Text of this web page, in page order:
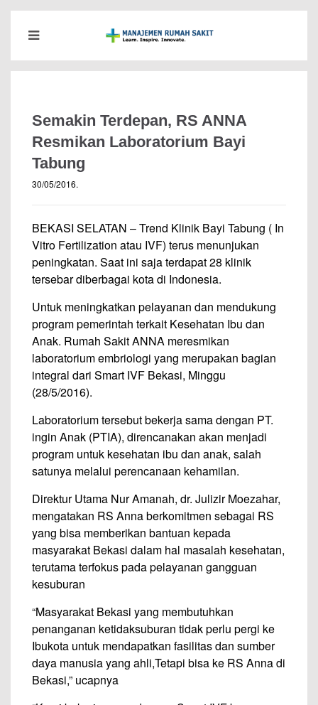
Semakin Terdepan, RS ANNA
Resmikan Laboratorium Bayi
Tabung
30/05/2016.
BEKASI SELATAN – Trend Klinik Bayi Tabung ( In
Vitro Fertilization atau IVF) terus menunjukan
peningkatan. Saat ini saja terdapat 28 klinik
tersebar diberbagai kota di Indonesia.
Untuk meningkatkan pelayanan dan mendukung
program pemerintah terkait Kesehatan Ibu dan
Anak. Rumah Sakit ANNA meresmikan
laboratorium embriologi yang merupakan bagian
integral dari Smart IVF Bekasi, Minggu
(28/5/2016).
Laboratorium tersebut bekerja sama dengan PT.
ingin Anak (PTIA), direncanakan akan menjadi
program untuk kesehatan ibu dan anak, salah
satunya melalui perencanaan kehamilan.
Direktur Utama Nur Amanah, dr. Julizir Moezahar,
mengatakan RS Anna berkomitmen sebagai RS
yang bisa memberikan bantuan kepada
masyarakat Bekasi dalam hal masalah kesehatan,
terutama terfokus pada pelayanan gangguan
kesuburan
“Masyarakat Bekasi yang membutuhkan
penanganan ketidaksuburan tidak perlu pergi ke
Ibukota untuk mendapatkan fasilitas dan sumber
daya manusia yang ahli,Tetapi bisa ke RS Anna di
Bekasi,” ucapnya